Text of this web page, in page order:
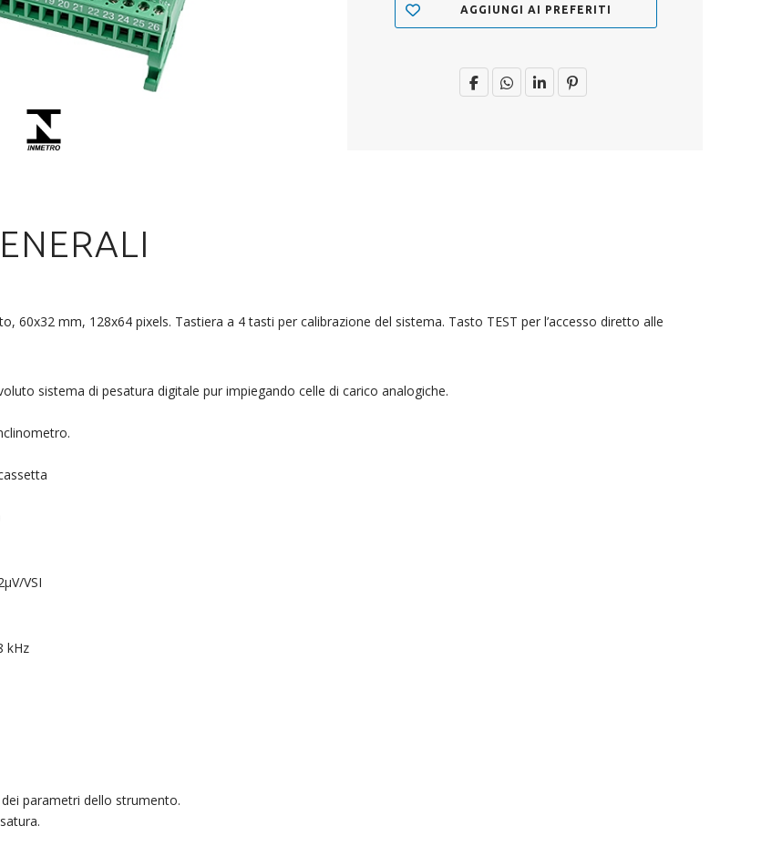
AGGIUNGI AI PREFERITI
60x32 mm, 128x64 pixels. Tastiera a 4 tasti per calibrazione del sistema. Tasto TEST per l’accesso diretto alle
sistema di pesatura digitale pur impiegando celle di carico analogiche.
VSI
kHz
parametri dello strumento.